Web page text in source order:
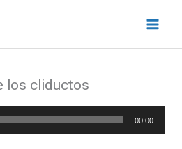
los cliductos
00:00